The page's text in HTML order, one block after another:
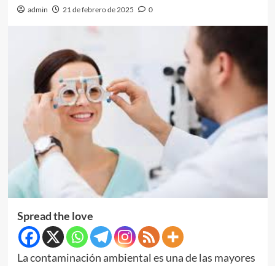
admin 21 de febrero de 2025 0
Spread the love
La contaminación ambiental es una de las mayores